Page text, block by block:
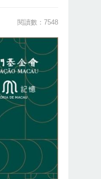
閱讀數：7548